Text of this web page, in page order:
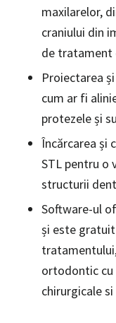
maxilarelor,
craniului din
de tratament
Proiectarea
cum ar fi
protezele și
Încărcarea și
STL pentru o
structurii
Software-ul
și este
ortodontic cu
chirurgicale